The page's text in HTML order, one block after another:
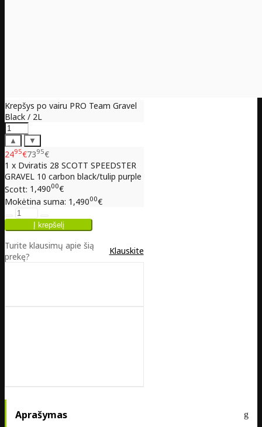
Krepšys po vairu PRO Team Gravel
Black / 2L
▲ ▼
2495€7395€
1 x Dviratis 28 SCOTT SPEEDSTER
GRAVEL 10 carbon black/tulip purple
Scott: 1,49000€
Mokėtina suma: 1,49000€
Turite klausimų apie šią
prekę?
Klauskite
Aprašymas